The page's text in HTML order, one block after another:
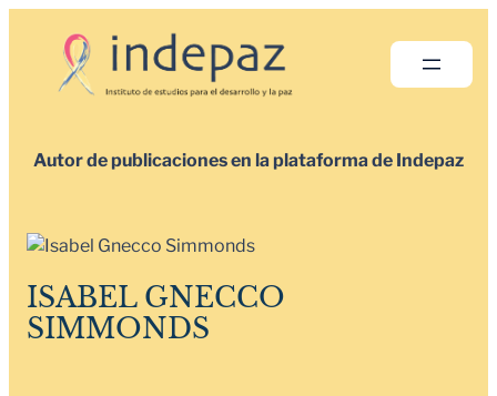
Autor de publicaciones en la plataforma de Indepaz
ISABEL GNECCO
SIMMONDS